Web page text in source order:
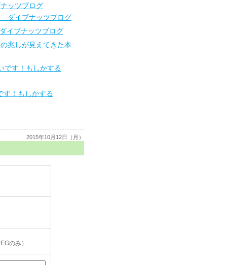
ツブログ
イブナッツブログ
兆しが見えてきた本
す！もしかする
2015年10月12日（月）
のみ）